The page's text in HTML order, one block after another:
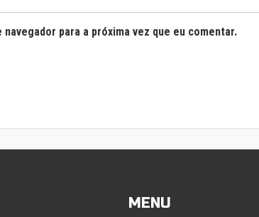
navegador para a próxima vez que eu comentar.
MENU